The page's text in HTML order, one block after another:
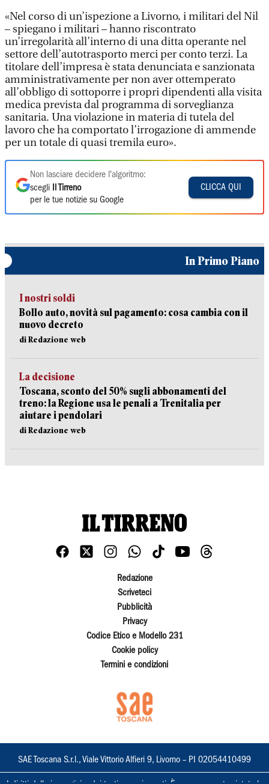
«Nel corso di un’ispezione a Livorno, i militari del Nil
– spiegano i militari – hanno riscontrato
un’irregolarità all’interno di una ditta operante nel
settore dell’autotrasporto merci per conto terzi. La
titolare dell’impresa è stata denunciata e sanzionata
amministrativamente per non aver ottemperato
all’obbligo di sottoporre i propri dipendenti alla visita
medica prevista dal programma di sorveglianza
sanitaria. Una violazione in materia di tutela del
lavoro che ha comportato l’irrogazione di ammende
per un totale di quasi tremila euro».
Non lasciare decidere l'algoritmo:
scegli
Il Tirreno
per le tue notizie su Google
CLICCA QUI
In Primo Piano
I nostri soldi
Bollo auto, novità sul pagamento: cosa cambia con il
nuovo decreto
di Redazione web
La decisione
Toscana, sconto del 50% sugli abbonamenti del
treno: la Regione usa le penali a Trenitalia per
aiutare i pendolari
di Redazione web
Redazione
Scriveteci
Pubblicità
Privacy
Codice Etico e Modello 231
Cookie policy
Termini e condizioni
SAE Toscana S.r.l., Viale Vittorio Alfieri 9, Livorno – PI 02054410499